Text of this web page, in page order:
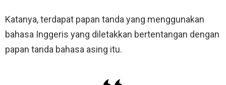
Katanya, terdapat papan tanda yang menggunakan
bahasa Inggeris yang diletakkan bertentangan dengan
papan tanda bahasa asing itu.